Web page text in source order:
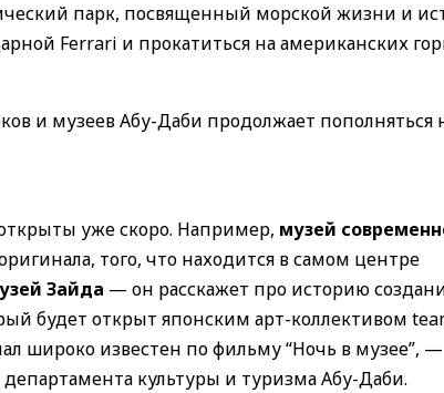
парк, посвященный морской жизни и
Ferrari и прокатиться на американских
и музеев Абу-Даби продолжает
уже скоро. Например, музей
того, что находится в самом центре
Зайда — он расскажет про историю
будет открыт японским арт-коллективом
широко известен по фильму “Ночь в музее”, —
департамента культуры и туризма Абу-Даби.